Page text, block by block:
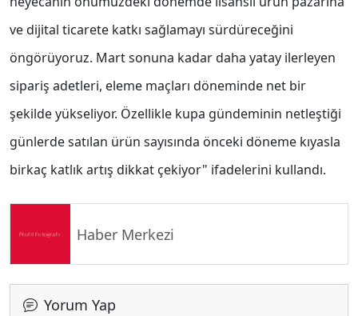
ve dijital ticarete katkı sağlamayı sürdüreceğini
öngörüyoruz. Mart sonuna kadar daha yatay ilerleyen
sipariş adetleri, eleme maçları döneminde net bir
şekilde yükseliyor. Özellikle kupa gündeminin netleştiği
günlerde satılan ürün sayısında önceki döneme kıyasla
birkaç katlık artış dikkat çekiyor" ifadelerini kullandı.
Haber Merkezi
Yorum Yap